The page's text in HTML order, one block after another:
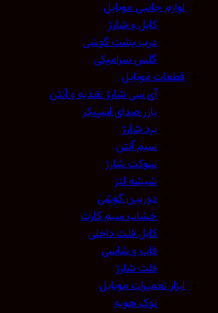
لوازم جانبی موبایل
کابل و شارژ
درب پشت گوشی
گلس سرامیکی
قطعات موبایل
آی سی شارژ تغذیه و آنتن
بازر صدای اسپیکر
برد شارژ
سیم آنتن
سوکت شارژ
شیشه لنز
دوربین گوشی
خشاب سیم کارت
کابل فلت داخلی
قاب و شاسی
فلت شارژ
ابزار تعمیرات موبایل
نوک هویه